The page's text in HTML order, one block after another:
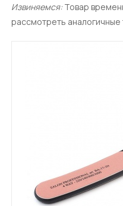
Извиняемся: Товар
рассмотреть аналогичные